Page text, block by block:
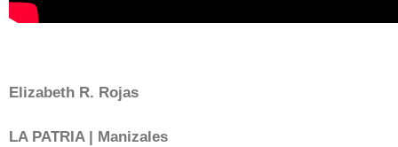
Elizabeth R. Rojas
LA PATRIA | Manizales